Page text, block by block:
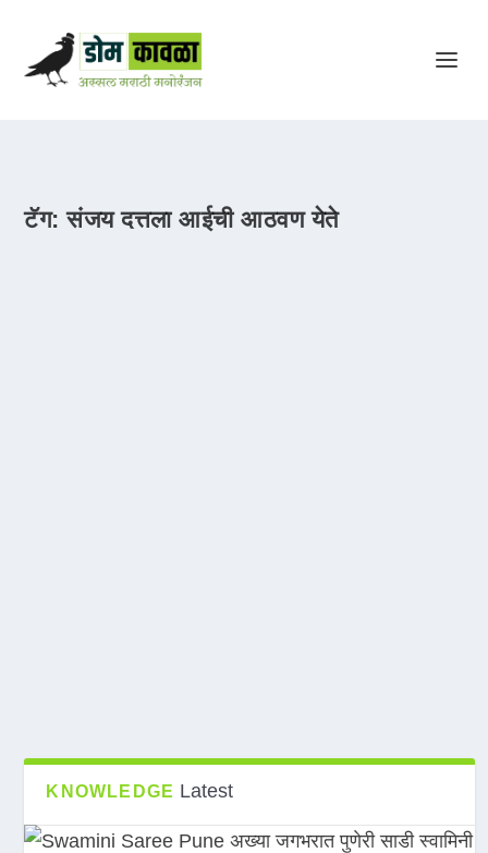
टॅग:संजय दत्तला आईची आठवण येते
KNOWLEDGE Latest